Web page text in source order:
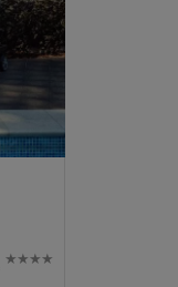
★ ★ ★ ★